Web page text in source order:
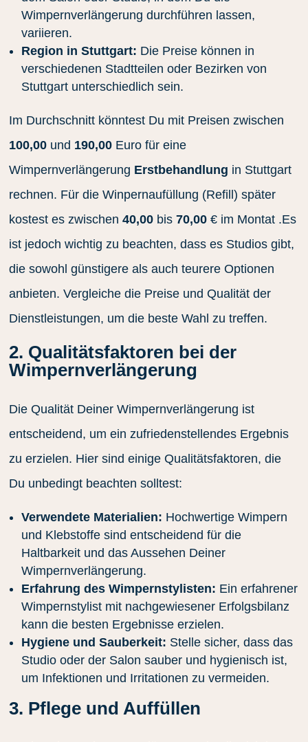
Wimpernverlängerung durchführen lassen,
variieren.
Region in Stuttgart: Die Preise können in
verschiedenen Stadtteilen oder Bezirken von
Stuttgart unterschiedlich sein.
Im Durchschnitt könntest Du mit Preisen zwischen
100,00 und 190,00 Euro für eine
Wimpernverlängerung Erstbehandlung in Stuttgart
rechnen. Für die Winpernaufüllung (Refill) später
kostest es zwischen40,00 bis70,00 € im Montat .Es
ist jedoch wichtig zu beachten, dass es Studios gibt,
die sowohl günstigere als auch teurere Optionen
anbieten. Vergleiche die Preise und Qualität der
Dienstleistungen, um die beste Wahl zu treffen.
2. Qualitätsfaktoren bei der
Wimpernverlängerung
Die Qualität Deiner Wimpernverlängerung ist
entscheidend, um ein zufriedenstellendes Ergebnis
zu erzielen. Hier sind einige Qualitätsfaktoren, die
Du unbedingt beachten solltest:
Verwendete Materialien: Hochwertige Wimpern
und Klebstoffe sind entscheidend für die
Haltbarkeit und das Aussehen Deiner
Wimpernverlängerung.
Erfahrung des Wimpernstylisten: Ein erfahrener
Wimpernstylist mit nachgewiesener Erfolgsbilanz
kann die besten Ergebnisse erzielen.
Hygiene und Sauberkeit: Stelle sicher, dass das
Studio oder der Salon sauber und hygienisch ist,
um Infektionen und Irritationen zu vermeiden.
3. Pflege und Auffüllen